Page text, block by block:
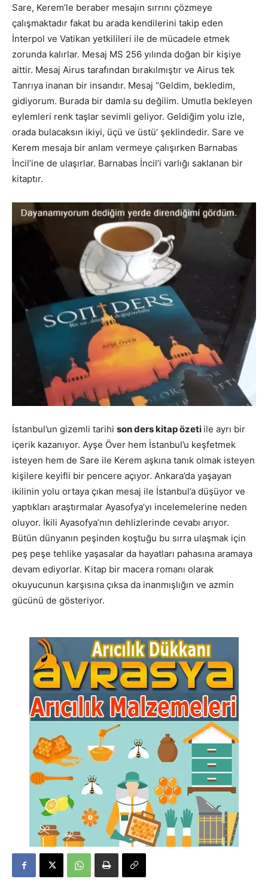
Sare, Kerem’le beraber mesajın sırrını çözmeye
çalışmaktadır fakat bu arada kendilerini takip eden
İnterpol ve Vatikan yetkilileri ile de mücadele etmek
zorunda kalırlar. Mesaj MS 256 yılında doğan bir kişiye
aittir. Mesaj Airus tarafından bırakılmıştır ve Airus tek
Tanrıya inanan bir insandır. Mesaj “Geldim, bekledim,
gidiyorum. Burada bir damla su değilim. Umutla bekleyen
eylemleri renk taşlar sevimli geliyor. Geldiğim yolu izle,
orada bulacaksın ikiyi, üçü ve üstü’ şeklindedir. Sare ve
Kerem mesaja bir anlam vermeye çalışırken Barnabas
İncil’ine de ulaşırlar. Barnabas İncil’i varlığı saklanan bir
kitaptır.
İstanbul’un gizemli tarihi son ders kitap özeti ile ayrı bir
içerik kazanıyor. Ayşe Över hem İstanbul’u keşfetmek
isteyen hem de Sare ile Kerem aşkına tanık olmak isteyen
kişilere keyifli bir pencere açıyor. Ankara’da yaşayan
ikilinin yolu ortaya çıkan mesaj ile İstanbul’a düşüyor ve
yaptıkları araştırmalar Ayasofya’yı incelemelerine neden
oluyor. İkili Ayasofya’nın dehlizlerinde cevabı arıyor.
Bütün dünyanın peşinden koştuğu bu sırra ulaşmak için
peş peşe tehlike yaşasalar da hayatları pahasına aramaya
devam ediyorlar. Kitap bir macera romanı olarak
okuyucunun karşısına çıksa da inanmışlığın ve azmin
gücünü de gösteriyor.